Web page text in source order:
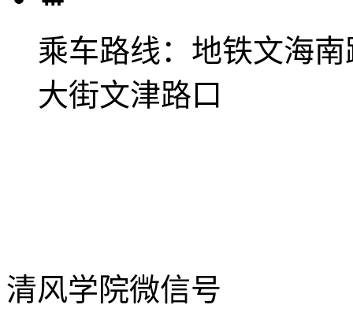
乘车路线： 地铁文海
大街文津路口
清风学院微信号